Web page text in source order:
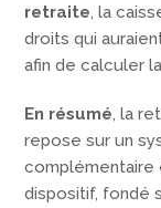
retraite, la
droits qui
afin de calculer
En résumé, la
repose sur un
complémentaire
dispositif, fondé